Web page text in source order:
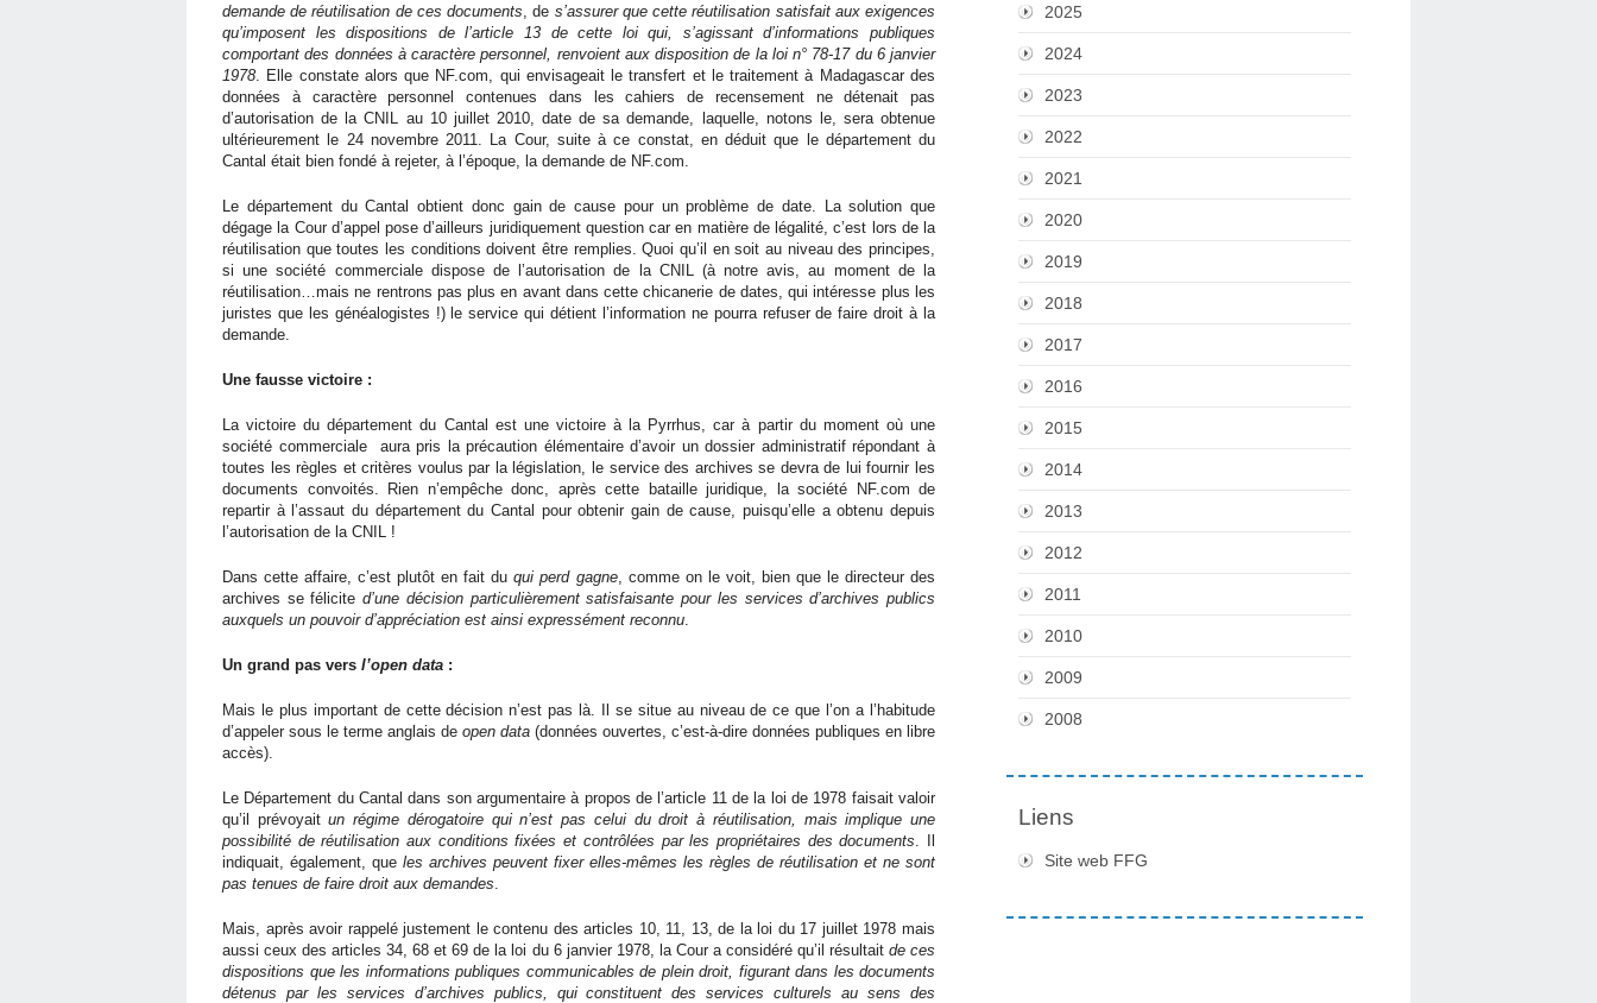
demande de réutilisation de ces documents , de s’assurer que cette réutilisation satisfait aux exigences
qu’imposent les dispositions de l’article 13 de cette loi qui, s’agissant d’informations publiques
comportant des données à caractère personnel, renvoient aux disposition de la loi n° 78-17 du 6 janvier
1978 . Elle constate alors que NF.com, qui envisageait le transfert et le traitement à Madagascar des
données à caractère personnel contenues dans les cahiers de recensement ne détenait pas
d’autorisation de la CNIL au 10 juillet 2010, date de sa demande, laquelle, notons le, sera obtenue
ultérieurement le 24 novembre 2011. La Cour, suite à ce constat, en déduit que le département du
Cantal était bien fondé à rejeter, à l’époque, la demande de NF.com.
Le département du Cantal obtient donc gain de cause pour un problème de date. La solution que
dégage la Cour d’appel pose d’ailleurs juridiquement question car en matière de légalité, c’est lors de la
réutilisation que toutes les conditions doivent être remplies. Quoi qu’il en soit au niveau des principes,
si une société commerciale dispose de l’autorisation de la CNIL (à notre avis, au moment de la
réutilisation…mais ne rentrons pas plus en avant dans cette chicanerie de dates, qui intéresse plus les
juristes que les généalogistes !) le service qui détient l’information ne pourra refuser de faire droit à la
demande.
Une fausse victoire :
La victoire du département du Cantal est une victoire à la Pyrrhus, car à partir du moment où une
société commerciale
aura pris la précaution élémentaire d’avoir un dossier administratif répondant à
toutes les règles et critères voulus par la législation, le service des archives se devra de lui fournir les
documents convoités. Rien n’empêche donc, après cette bataille juridique, la société NF.com de
repartir à l’assaut du département du Cantal pour obtenir gain de cause, puisqu’elle a obtenu depuis
l’autorisation de la CNIL !
Dans cette affaire, c’est plutôt en fait duqui perd gagne, comme on le voit, bien que le directeur des
archives se félicited’une décision particulièrement satisfaisante pour les services d’archives publics
auxquels un pouvoir d’appréciation est ainsi expressément reconnu
Un grand pas vers l’open data :
Mais le plus important de cette décision n’est pas là. Il se situe au niveau de ce que l’on a l’habitude
d’appeler sous le terme anglais de open data (données ouvertes, c’est-à-dire données publiques en libre
accès).
Le Département du Cantal dans son argumentaire à propos de l’article 11 de la loi de 1978 faisait valoir
qu’il prévoyaitun régime dérogatoire qui n’est pas celui du droit à réutilisation, mais implique une
possibilité de réutilisation aux conditions fixées et contrôlées par les propriétaires des documents
indiquait, également, que les archives peuvent fixer elles-mêmes les règles de réutilisation et ne sont
pas tenues de faire droit aux demandes
Mais, après avoir rappelé justement le contenu des articles 10, 11, 13, de la loi du 17 juillet 1978 mais
aussi ceux des articles 34, 68 et 69 de la loi du 6 janvier 1978, la Cour a considéré qu’il résultait de ces
dispositions que les informations publiques communicables de plein droit, figurant dans les documents
détenus par les services d’archives publics, qui constituent des services culturels au sens des
2025
2024
2023
2022
2021
2020
2019
2018
2017
2016
2015
2014
2013
2012
2011
2010
2009
2008
Liens
Site web FFG